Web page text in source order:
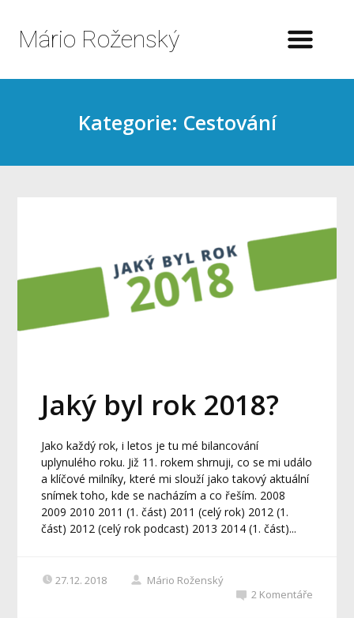
Mário Roženský
Kategorie: Cestování
Jaký byl rok 2018?
Jako každý rok, i letos je tu mé bilancování
uplynulého roku. Již 11. rokem shrnuji, co se mi událo
a klíčové milníky, které mi slouží jako takový aktuální
snímek toho, kde se nacházím a co řeším. 2008
2009 2010 2011 (1. část) 2011 (celý rok) 2012 (1.
část) 2012 (celý rok podcast) 2013 2014 (1. část)...
27.12. 2018
Mário Roženský
2 Komentáře